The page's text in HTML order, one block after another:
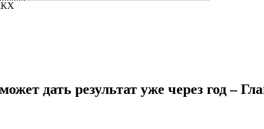
дать результат уже через год –